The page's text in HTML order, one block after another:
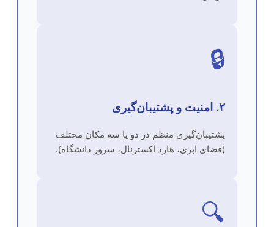
🔒
۲. امنیت و پشتیبان‌گیری
پشتیبان‌گیری منظم در دو یا سه مکان مختلف
(فضای ابری، هارد اکسترنال، سرور دانشگاه).
🔍